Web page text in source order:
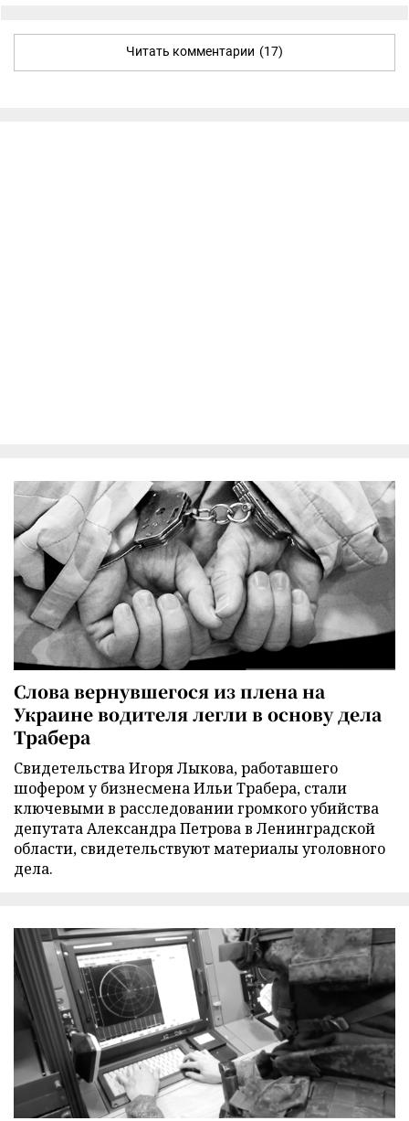
Читать комментарии (17)
Слова вернувшегося из плена на
Украине водителя легли в основу дела
Трабера
Свидетельства Игоря Лыкова, работавшего
шофером у бизнесмена Ильи Трабера, стали
ключевыми в расследовании громкого убийства
депутата Александра Петрова в Ленинградской
области, свидетельствуют материалы уголовного
дела.